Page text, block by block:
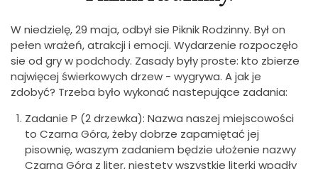
W niedzielę, 29 maja, odbył sie Piknik Rodzinny. Był on
pełen wrażeń, atrakcji i emocji. Wydarzenie rozpoczęło
sie od gry w podchody. Zasady były proste: kto zbierze
najwięcej świerkowych drzew - wygrywa. A jak je
zdobyć? Trzeba było wykonać nastepujące zadania:
Zadanie P (2 drzewka): Nazwa naszej miejscowości
to Czarna Góra, żeby dobrze zapamiętać jej
pisownię, waszym zadaniem będzie ułożenie nazwy
Czarna Góra z liter, niestety wszystkie literki wpadły